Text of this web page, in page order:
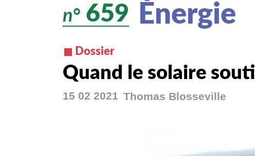
n° 659 Énergie
Dossier
Quand le solaire
15 02 2021 Thomas Blosseville